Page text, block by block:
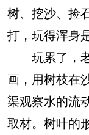
树、挖沙、捡
打，玩得浑身
玩累了，老
画，用树枝在
渠观察水的流
取材。树叶的